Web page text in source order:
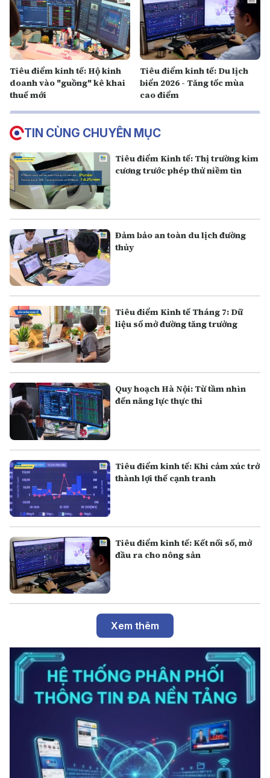
Tiêu điểm kinh tế: Hộ kinh
doanh vào "guồng" kê khai
thuế mới
Tiêu điểm kinh tế: Du lịch
biển 2026 - Tăng tốc mùa
cao điểm
TIN CÙNG CHUYÊN MỤC
Tiêu điểm Kinh tế: Thị trường kim
cương trước phép thử niềm tin
Đảm bảo an toàn du lịch đường
thủy
Tiêu điểm Kinh tế Tháng 7: Dữ
liệu số mở đường tăng trưởng
Quy hoạch Hà Nội: Từ tầm nhìn
đến năng lực thực thi
Tiêu điểm kinh tế: Khi cảm xúc trở
thành lợi thế cạnh tranh
Tiêu điểm kinh tế: Kết nối số, mở
đầu ra cho nông sản
Xem thêm